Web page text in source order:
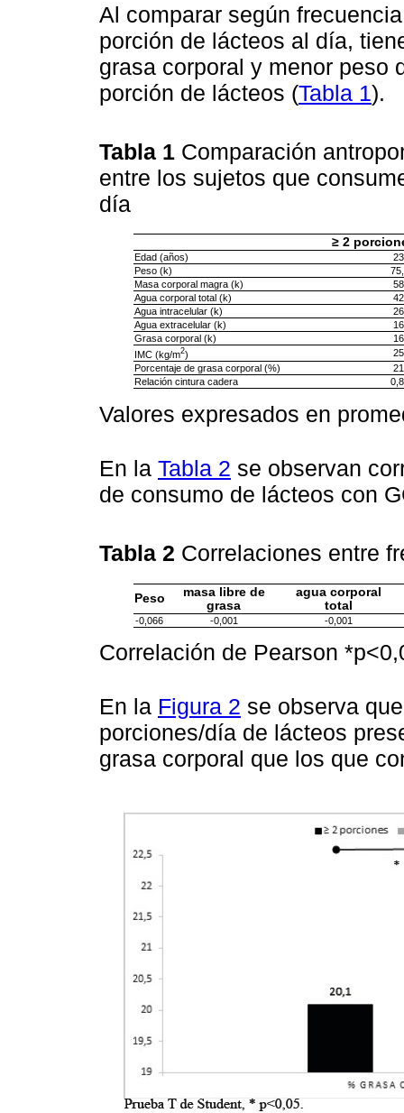
Al comparar según
porción de lácteos al día,
grasa corporal y menor peso
porción de lácteos (Tabla 1).
Tabla 1 Comparación
entre los sujetos que
día
≥ 2
Edad (años)
Peso (k)
Masa corporal magra (k)
Agua corporal total (k)
Agua intracelular (k)
Agua extracelular (k)
Grasa corporal (k)
IMC (kg/m2)
Porcentaje de grasa corporal (%)
Relación cintura cadera
Valores expresados en
En la Tabla 2 se observan
de consumo de lácteos con
Tabla 2 Correlaciones entre
Peso
masa libre de
grasa
agua corporal
total
-0,066 -0,001 -0,001
Correlación de Pearson
En la Figura 2 se observa
porciones/día de lácteos
grasa corporal que los que